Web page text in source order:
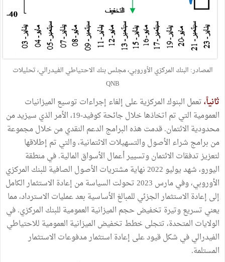
المصادر: البنك المركزي الأوروبي، مجلس بنك الاحتياطي الفيدرالي، تحليلات
QNB
ثانياً،تعمل البنوك المركزية على إلغاء إجراءات توسيع الميزانيات
العمومية التي تم اتخاذها خلال جائحة كوفيد-19، الأمر الذي سيزيد من
محدودية الائتمان. قدمت هذه البرامج الدعم النقدي من خلال مجموعة
من برامج شراء الأصول والتسهيلات الائتمانية، والتي تم إطلاقها
لتعزيز تدفقات الائتمان وتسيير أعمال الأسواق المالية. في منطقة
اليورو، شهد يوليو 2022 نهاية مشتريات الأصول الصافية للبنك المركزي
الأوروبي، وفي مارس 2023 تحولت السياسة من إعادة الاستثمار الكامل
إلى إعادة الاستثمار الجزئي للمبالغ الأساسية بعد عمليات الاسترداد، مما
يعني تسريع وتيرة تخفيض حجم الميزانية العمومية للبنك المركزي. في
الولايات المتحدة، تتجلى خطط تخفيض الميزانية العمومية للاحتياطي
الفيدرالي في شكل قيود على إعادة استثمار مدفوعات الاستثمار
المستلمة.